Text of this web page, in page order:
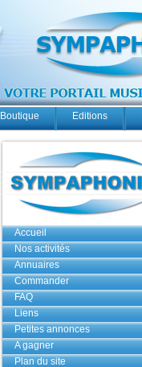
Boutique Editions
Accueil
Nos activités
Annuaires
Commander
FAQ
Liens
Petites annonces
A gagner
Plan du site